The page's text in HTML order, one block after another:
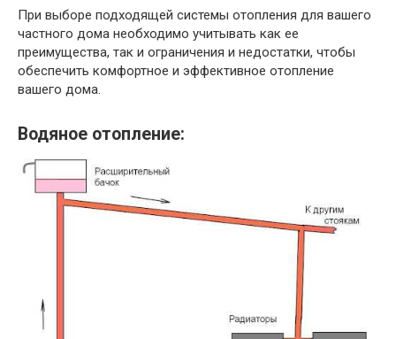
При выборе подходящей системы отопления для вашего
частного дома необходимо учитывать как ее
преимущества, так и ограничения и недостатки, чтобы
обеспечить комфортное и эффективное отопление
вашего дома.
Водяное отопление: